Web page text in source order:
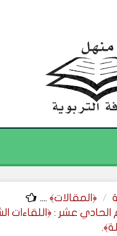
﴿المقالات﴾ ....
الحادي عشر : ﴿اللقاءات